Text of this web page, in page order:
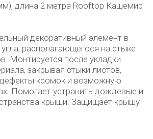
длина 2 метра Rooftop Кашемир
декоративный элемент в
располагающегося на стыке
Монтируется после укладки
закрывая стыки листов,
кромок и возможную
Помогает устранить дождевые и
крыши. Защищает крышу